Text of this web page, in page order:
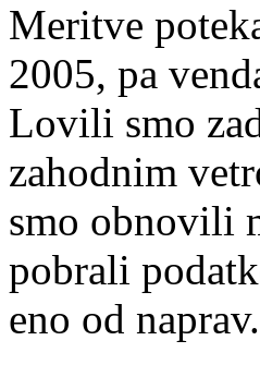
Meritve
2005, pa
Lovili smo
zahodnim
smo obnovili
pobrali
eno od naprav.